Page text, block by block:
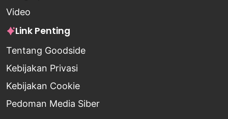
Video
Link Penting
Tentang Goodside
Kebijakan Privasi
Kebijakan Cookie
Pedoman Media Siber